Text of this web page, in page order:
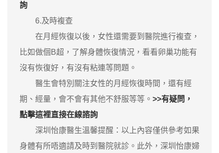
詢
6.及時複查
在月經恢復以後，女性還需要到醫院進行複查，
比如做個B超，了解身體恢復情況，看看卵巢功能有
沒有恢復好，有沒有粘連等問題。
醫生會特別關注女性的月經恢復時間，還有經
期、經量，會不會有其他不舒服等等。 >>有疑問，
點擊這裡直接在線諮詢
深圳怡康醫生溫馨提醒：以上內容僅供參考如果
身體有所唔適請及時到醫院就診。此外，深圳怡康婦